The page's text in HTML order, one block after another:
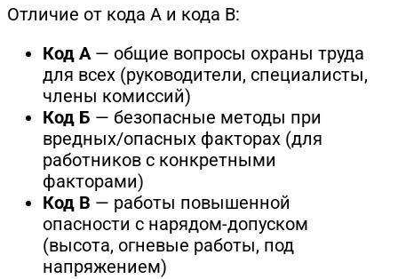
Отличие от кода А и кода В:
Код А— общие вопросы охраны труда
для всех (руководители, специалисты,
члены комиссий)
Код Б — безопасные методы при
вредных/опасных факторах (для
работников с конкретными
факторами)
Код В — работы повышенной
опасности с нарядом-допуском
(высота, огневые работы, под
напряжением)